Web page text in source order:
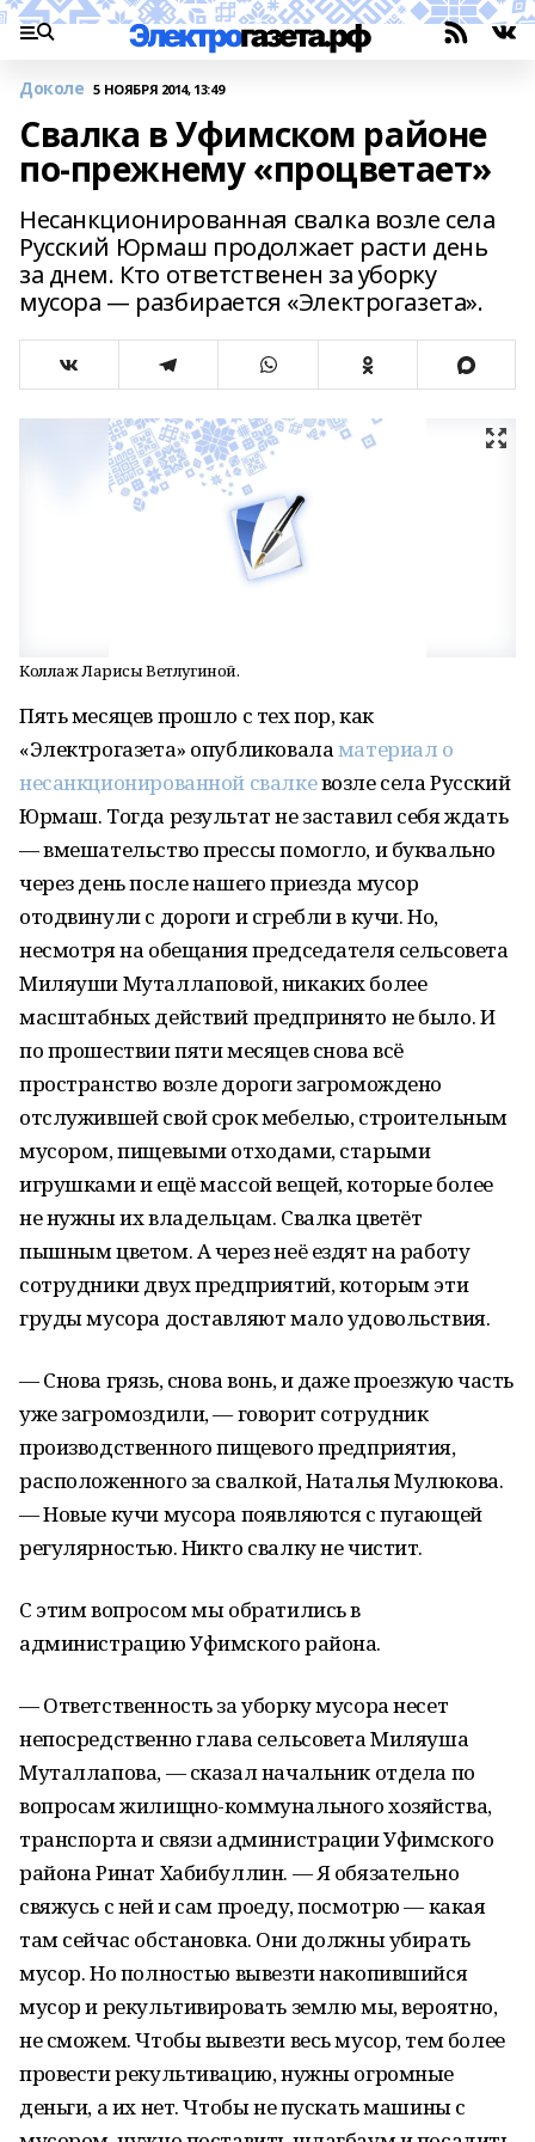
Доколе 5 НОЯБРЯ 2014, 13:49
Свалка в Уфимском районе
по-прежнему «процветает»
Несанкционированная свалка возле села
Русский Юрмаш продолжает расти день
за днем. Кто ответственен за уборку
мусора — разбирается «Электрогазета».
Коллаж Ларисы Ветлугиной.
Пять месяцев прошло с тех пор, как
«Электрогазета» опубликоваламатериал о
несанкционированной свалкевозле села Русский
Юрмаш. Тогда результат не заставил себя ждать
— вмешательство прессы помогло, и буквально
через день после нашего приезда мусор
отодвинули с дороги и сгребли в кучи. Но,
несмотря на обещания председателя сельсовета
Миляуши Муталлаповой, никаких более
масштабных действий предпринято не было. И
по прошествии пяти месяцев снова всё
пространство возле дороги загромождено
отслужившей свой срок мебелью, строительным
мусором, пищевыми отходами, старыми
игрушками и ещё массой вещей, которые более
не нужны их владельцам. Свалка цветёт
пышным цветом. А через неё ездят на работу
сотрудники двух предприятий, которым эти
груды мусора доставляют мало удовольствия.
— Снова грязь, снова вонь, и даже проезжую часть
уже загромоздили, — говорит сотрудник
производственного пищевого предприятия,
расположенного за свалкой, Наталья Мулюкова.
— Новые кучи мусора появляются с пугающей
регулярностью. Никто свалку не чистит.
С этим вопросом мы обратились в
администрацию Уфимского района.
— Ответственность за уборку мусора несет
непосредственно глава сельсовета Миляуша
Муталлапова, — сказал начальник отдела по
вопросам жилищно-коммунального хозяйства,
транспорта и связи администрации Уфимского
района Ринат Хабибуллин. — Я обязательно
свяжусь с ней и сам проеду, посмотрю — какая
там сейчас обстановка. Они должны убирать
мусор. Но полностью вывезти накопившийся
мусор и рекультивировать землю мы, вероятно,
не сможем. Чтобы вывезти весь мусор, тем более
провести рекультивацию, нужны огромные
деньги, а их нет. Чтобы не пускать машины с